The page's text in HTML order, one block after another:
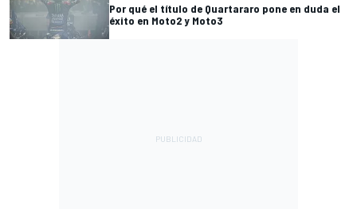
Por qué el título de Quartararo pone en duda el
éxito en Moto2 y Moto3